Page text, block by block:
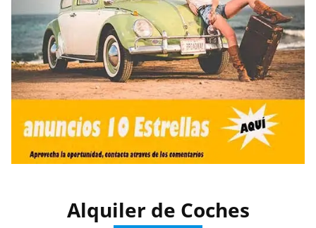
Alquiler de Coches